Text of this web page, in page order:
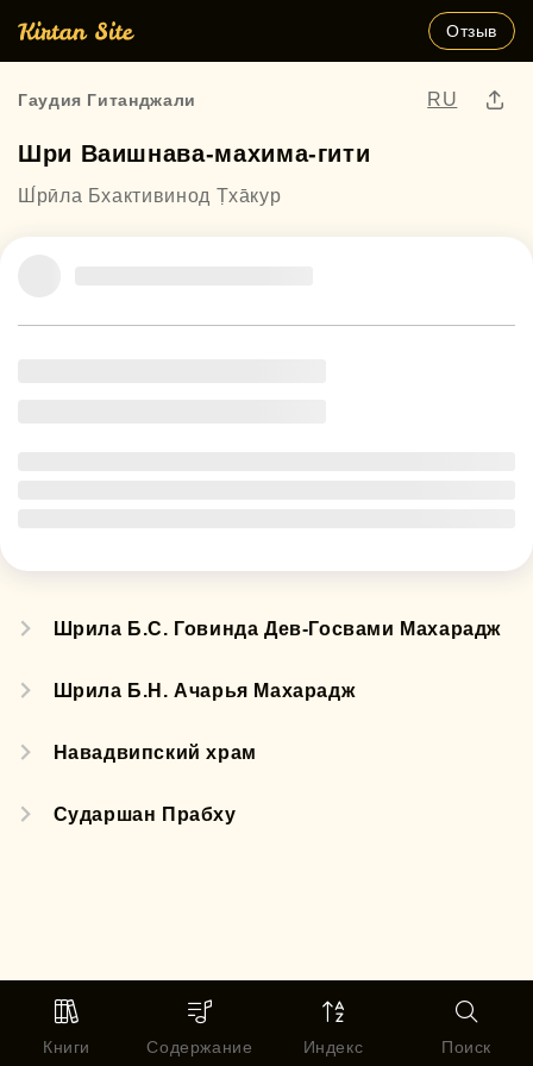
Отзыв
Гаудия Гитанджали RU
Шри Ваишнава-махима-гити
Ш́рӣла Бхактивинод Т̣ха̄кур
Шрила Б.С. Говинда Дев-Госвами Махарадж
Шрила Б.Н. Ачарья Махарадж
Навадвипский храм
Сударшан Прабху
Книги Содержание Индекс Поиск